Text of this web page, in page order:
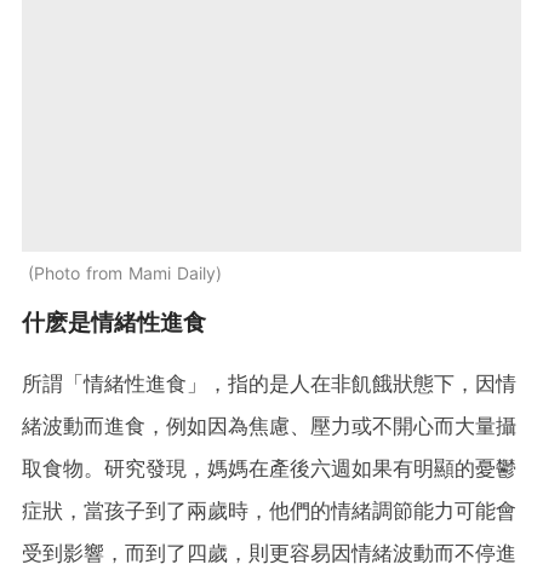
Photo from Mami Daily
什麽是情緒性進食
所謂「情緒性進食」，指的是人在非飢餓狀態下，因情
緒波動而進食，例如因為焦慮、壓力或不開心而大量攝
取食物。研究發現，媽媽在產後六週如果有明顯的憂鬱
症狀，當孩子到了兩歲時，他們的情緒調節能力可能會
受到影響，而到了四歲，則更容易因情緒波動而不停進